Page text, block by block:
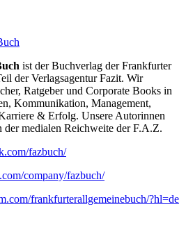
ist der Buchverlag der Frankfurter
der Verlagsagentur Fazit. Wir
Ratgeber und Corporate Books in
Kommunikation, Management,
& Erfolg. Unsere Autorinnen
medialen Reichweite der F.A.Z.
fazbuch/
company/fazbuch/
frankfurterallgemeinebuch/?hl=de